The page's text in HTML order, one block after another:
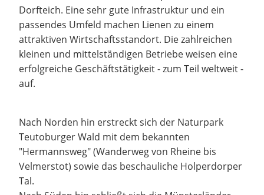
Dorfteich. Eine sehr gute Infrastruktur und ein
passendes Umfeld machen Lienen zu einem
attraktiven Wirtschaftsstandort. Die zahlreichen
kleinen und mittelständigen Betriebe weisen eine
erfolgreiche Geschäftstätigkeit - zum Teil weltweit -
auf.
Nach Norden hin erstreckt sich der Naturpark
Teutoburger Wald mit dem bekannten
"Hermannsweg" (Wanderweg von Rheine bis
Velmerstot) sowie das beschauliche Holperdorper
Tal.